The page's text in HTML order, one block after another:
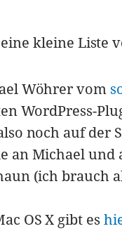
kleine Liste
Wöhrer vom
WordPress-
noch auf der
an Michael und
(ich brauch
OS X gibt es